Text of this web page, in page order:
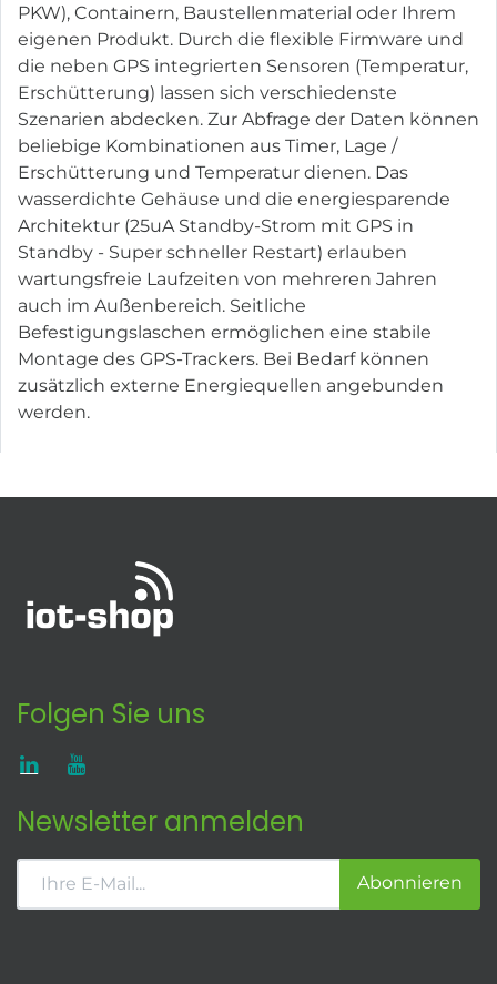
PKW), Containern, Baustellenmaterial oder Ihrem
eigenen Produkt. Durch die flexible Firmware und
die neben GPS integrierten Sensoren (Temperatur,
Erschütterung) lassen sich verschiedenste
Szenarien abdecken. Zur Abfrage der Daten können
beliebige Kombinationen aus Timer, Lage /
Erschütterung und Temperatur dienen. Das
wasserdichte Gehäuse und die energiesparende
Architektur (25uA Standby-Strom mit GPS in
Standby - Super schneller Restart) erlauben
wartungsfreie Laufzeiten von mehreren Jahren
auch im Außenbereich. Seitliche
Befestigungslaschen ermöglichen eine stabile
Montage des GPS-Trackers. Bei Bedarf können
zusätzlich externe Energiequellen angebunden
werden.
Folgen Sie uns
Newsletter anmelden
Abonnieren